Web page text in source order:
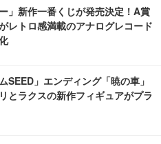
」新作一番くじが発売決定！A賞
レトロ感満載のアナログレコード
SEED」エンディング「暁の車」
とラクスの新作フィギュアがプラ